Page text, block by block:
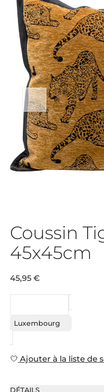
Coussin
45x45cm
45,95 €
Luxembourg
Ajouter à la liste de
DÉTAILS